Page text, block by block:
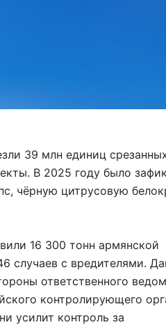
39 млн единиц
В 2025 году было
чёрную цитрусовую
16 300 тонн армянской
случаев с вредителями.
ответственного
контролирующего
усилит контроль за